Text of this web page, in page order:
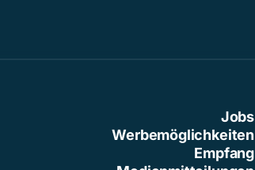
Jobs
Werbemöglichkeiten
Empfang